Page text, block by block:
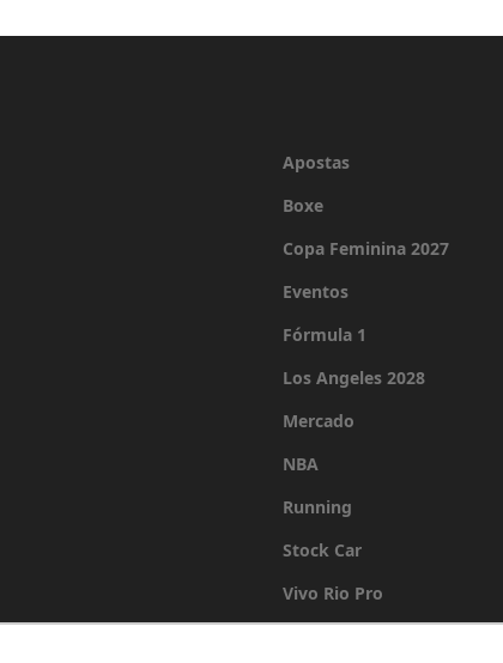
Apostas
Boxe
Copa Feminina 2027
Eventos
Fórmula 1
Los Angeles 2028
Mercado
NBA
Running
Stock Car
Vivo Rio Pro